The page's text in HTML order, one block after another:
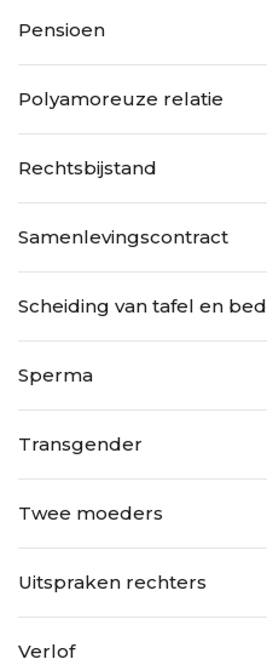
Pensioen
Polyamoreuze relatie
Rechtsbijstand
Samenlevingscontract
Scheiding van tafel en bed
Sperma
Transgender
Twee moeders
Uitspraken rechters
Verlof